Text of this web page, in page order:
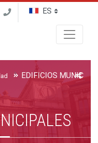
EDIFICIOS